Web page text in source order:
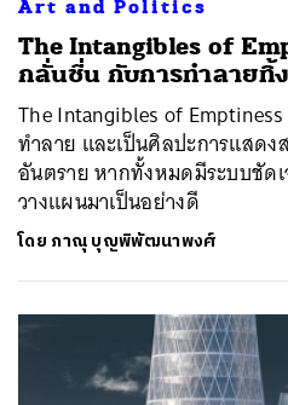
Art and Politics
The Intangibles of
กลั่นชื่น กับการทำลายทิ้
The Intangibles of
ทำลาย และเป็นศิลปะการแสด
อันตราย หากทั้งหมดมีระบบชัด
วางแผนมาเป็นอย่างดี
โดย ภาณุ บุญพิพัฒนาพงศ์